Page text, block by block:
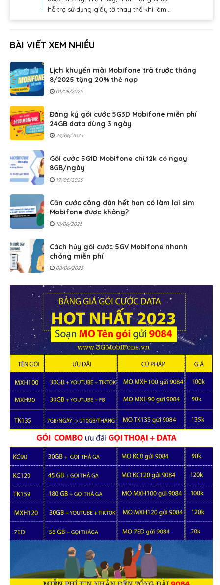
hỗ trợ sử dụng giấy tờ thay thế khi làm...
BÀI VIẾT XEM NHIỀU
Lịch khuyến mãi Mobifone trả trước tháng
8/2025 tặng 20% thẻ nạp
01/08/2025
Đăng ký gói cước 5G3D Mobifone miễn phí
24GB data dùng 3 ngày
24/06/2025
Gói cước 5G1D Mobifone chỉ 12k có ngay
8GB/ngày
19/06/2025
Căn cước công dân hết hạn có làm lại sim
Mobifone được không?
18/06/2025
Cách hủy gói cước 5GV Mobifone nhanh
chóng miễn phí
08/06/2025